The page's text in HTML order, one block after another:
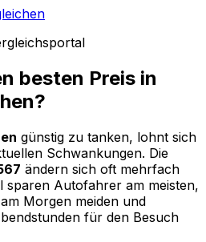
besten Preis in
?
günstig zu tanken, lohnt sich
Schwankungen. Die
ändern sich oft mehrfach
sparen Autofahrer am meisten,
Morgen meiden und
für den Besuch